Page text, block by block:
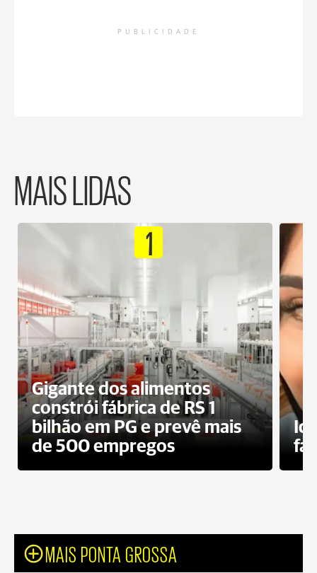
PUBLICIDADE
MAIS LIDAS
1
Gigante dos alimentos
constrói fábrica de RS 1
bilhão em PG e prevê mais
de 500 empregos
MAIS PONTA GROSSA